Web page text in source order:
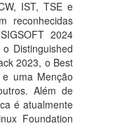
IST, TSE e
reconhecidas
2024
Distinguished
2023, o Best
uma Menção
Além de
é atualmente
Foundation